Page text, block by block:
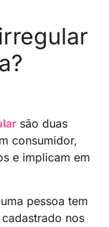
são duas
consumidor,
e implicam em
pessoa tem
nos